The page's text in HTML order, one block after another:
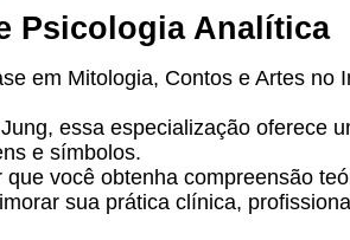
Psicologia Analítica
em Mitologia, Contos e Artes
essa especialização oferece
e símbolos.
você obtenha compreensão
sua prática clínica,